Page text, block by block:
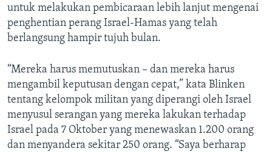
untuk melakukan pembicaraan lebih lanjut mengenai
penghentian perang Israel-Hamas yang telah
berlangsung hampir tujuh bulan.
“Mereka harus memutuskan – dan mereka harus
mengambil keputusan dengan cepat,” kata Blinken
tentang kelompok militan yang diperangi oleh Israel
menyusul serangan yang mereka lakukan terhadap
Israel pada 7 Oktober yang menewaskan 1.200 orang
dan menyandera sekitar 250 orang. “Saya berharap